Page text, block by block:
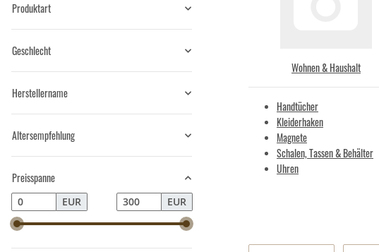
Wohnen & Haushalt
Handtücher
Kleiderhaken
Magnete
Schalen, Tassen & Behälter
Uhren
Produktart
Geschlecht
Herstellername
Altersempfehlung
Preisspanne
EUR EUR